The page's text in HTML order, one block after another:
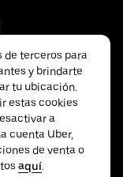
de terceros para
y brindarte
tu ubicación.
estas cookies
a
cuenta Uber,
de venta o
aquí.